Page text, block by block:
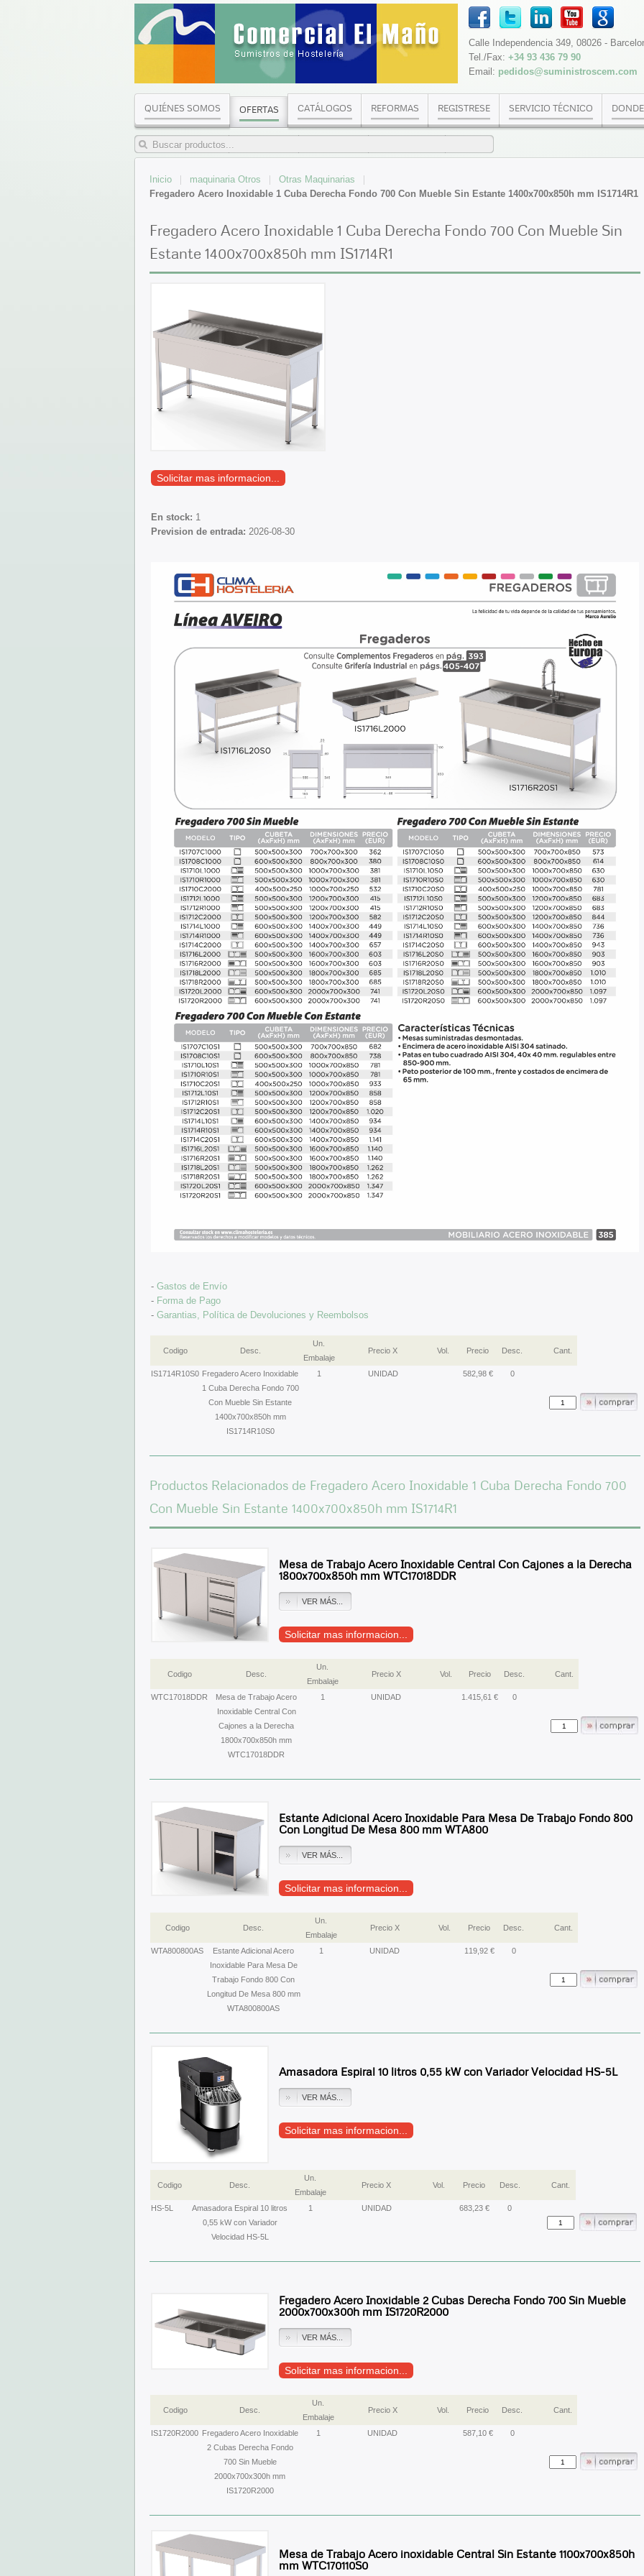
Calle Independencia 349, 08026 -
Tel./Fax: +34 93 436 79 90
Email: pedidos@suministroscem.com
QUIÉNES SOMOS OFERTAS CATÁLOGOS REFORMAS REGISTRESE SERVICIO TÉCNICO
Inicio maquinaria Otros
Otras Maquinarias
Fregadero Acero Inoxidable 1 Cuba Derecha Fondo 700 Con Mueble Sin Estante 1400x700x850h mm IS1714R1
Fregadero Acero Inoxidable 1 Cuba Derecha Fondo 700 Con Mueble Sin
Estante 1400x700x850h mm IS1714R1
Solicitar mas informacion...
En stock: 1
Prevision de entrada: 2026-08-30
- Gastos de Envío
- Forma de Pago
- Garantias, Política de Devoluciones y Reembolsos
Codigo Desc.
Un.
Embalaje
Precio X Vol. Precio Desc. Cant.
IS1714R10S0 Fregadero Acero Inoxidable
1 Cuba Derecha Fondo 700
Con Mueble Sin Estante
1400x700x850h mm
IS1714R10S0
1 UNIDAD 582,98 € 0
Productos Relacionados de Fregadero Acero Inoxidable 1 Cuba Derecha Fondo 700
Con Mueble Sin Estante 1400x700x850h mm IS1714R1
Mesa de Trabajo Acero Inoxidable Central Con Cajones a la Derecha
1800x700x850h mm WTC17018DDR
VER MÁS...
Solicitar mas informacion...
Codigo Desc.
Un.
Embalaje
Precio X Vol. Precio Desc. Cant.
WTC17018DDR
Mesa de Trabajo Acero
Inoxidable Central Con
Cajones a la Derecha
1800x700x850h mm
WTC17018DDR
1 UNIDAD 1.415,61 € 0
Estante Adicional Acero Inoxidable Para Mesa De Trabajo Fondo 800
Con Longitud De Mesa 800 mm WTA800
VER MÁS...
Solicitar mas informacion...
Codigo Desc.
Un.
Embalaje
Precio X Vol. Precio Desc. Cant.
WTA800800AS
Estante Adicional Acero
Inoxidable Para Mesa De
Trabajo Fondo 800 Con
Longitud De Mesa 800 mm
WTA800800AS
1 UNIDAD 119,92 € 0
Amasadora Espiral 10 litros 0,55 kW con Variador Velocidad HS-5L
VER MÁS...
Solicitar mas informacion...
Codigo Desc.
Un.
Embalaje
Precio X Vol. Precio Desc. Cant.
HS-5L
Amasadora Espiral 10 litros
0,55 kW con Variador
Velocidad HS-5L
1 UNIDAD 683,23 € 0
Fregadero Acero Inoxidable 2 Cubas Derecha Fondo 700 Sin Mueble
2000x700x300h mm IS1720R2000
VER MÁS...
Solicitar mas informacion...
Codigo Desc.
Un.
Embalaje
Precio X Vol. Precio Desc. Cant.
IS1720R2000 Fregadero Acero Inoxidable
2 Cubas Derecha Fondo
700 Sin Mueble
2000x700x300h mm
IS1720R2000
1 UNIDAD 587,10 € 0
Mesa de Trabajo Acero inoxidable Central Sin Estante 1100x700x850h
mm WTC170110S0